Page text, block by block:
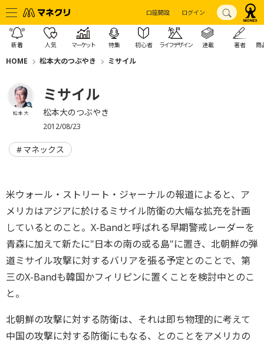
口座開設 ログイン
新着 人気 マーケット 特集 初心者 ライフデザイン 連載 著者 商
HOME 松本大のつぶやき ミサイル
松本 大
ミサイル
松本大のつぶやき
2012/08/23
マネックス
米ウォール・ストリート・ジャーナルの報道によると、ア
メリカはアジアに於けるミサイル防衛の大幅な拡充を計画
しているとのこと。X-Bandと呼ばれる早期警戒レーダーを
青森に加えて新たに"日本の南の或る島"に置き、北朝鮮の弾
道ミサイル攻撃に対するバリアを張る予定とのことで、第
三のX-Bandも韓国かフィリピンに置くことを検討中とのこ
と。
北朝鮮の攻撃に対する防衛は、それは即ち物理的に考えて
中国の攻撃に対する防衛にもなる、とのことをアメリカの